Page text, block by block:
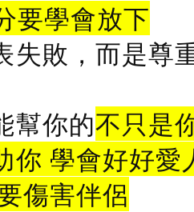
要學會放下
失敗，而是尊
幫你的不只是
你 學會好好愛
傷害伴侶